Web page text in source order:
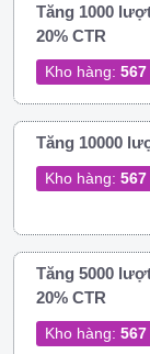
Tăng 1000
20% CTR
Kho hàng: 567
Tăng 10000
Kho hàng: 567
Tăng 5000
20% CTR
Kho hàng: 567